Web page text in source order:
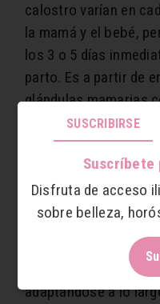
calostro varían en
la mamá y el bebé,
los 3 o 5 días
parto. Es a partir de
glándulas mamarias
leche de transición,
comúnmente “la
Este tipo de leche,
calostro es mucho
proteínas, pero una
componentes
ácidos grasos o la
adaptándose a lo
SUSCRIBIRSE
Suscríbete
Disfruta de acceso
sobre belleza,